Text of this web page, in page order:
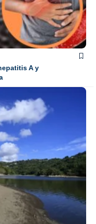
A y